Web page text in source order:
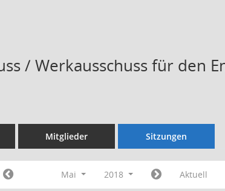
/ Werkausschuss für den
Mitglieder Sitzungen
Mai 2018 Aktuell